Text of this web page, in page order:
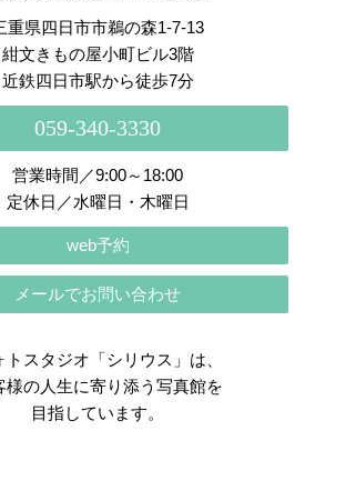
重県四日市市鵜の森1-7-13
紺文きもの屋小町ビル3階
近鉄四日市駅から徒歩7分
059-340-3330
営業時間／9:00～18:00
定休日／水曜日・木曜日
web予約
メールでお問い合わせ
トスタジオ「シリウス」は、
様の人生に寄り添う写真館を
目指しています。